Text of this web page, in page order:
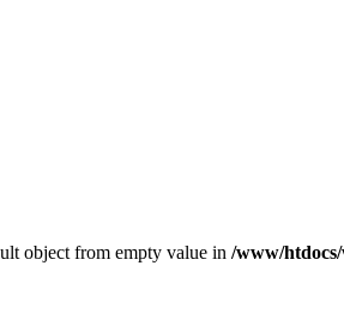
object from empty value in /www/